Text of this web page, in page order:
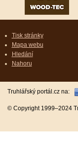
Tisk stránky
Mapa webu
Hledání
Nahoru
Truhlářský portál.cz na:
© Copyright 1999–2024